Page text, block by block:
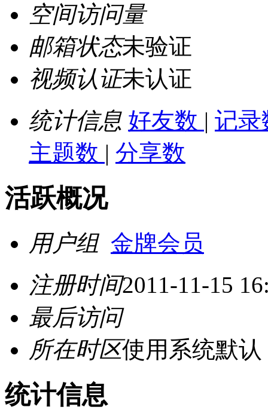
空间访问量
邮箱状态未验证
视频认证未认证
统计信息 好友数 | 记
主题数 | 分享数
活跃概况
用户组 金牌会员
注册时间2011-11-15
最后访问
所在时区使用系统默认
统计信息